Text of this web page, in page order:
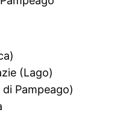
(Lago)
Pampeago)